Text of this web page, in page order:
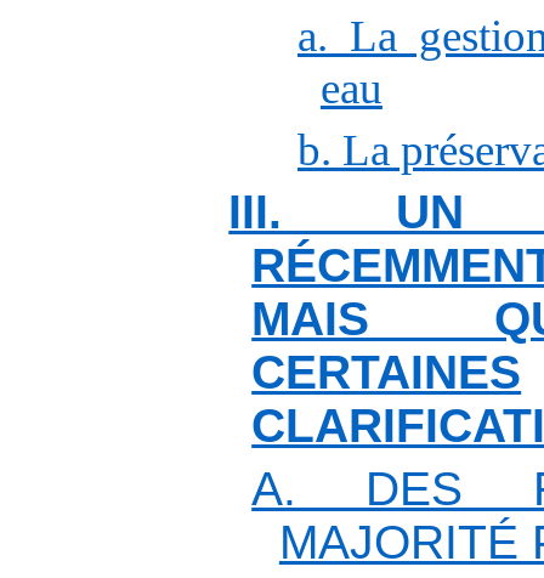
a. La
eau
b. La
III. UN
MAIS
CERTAINES
A. DES
MAJORITÉ